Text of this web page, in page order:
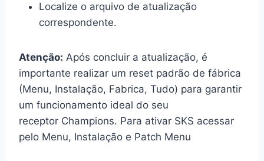
Localize o arquivo de atualização
correspondente.
Atenção: Após concluir a atualização, é
importante realizar um reset padrão de fábrica
(Menu, Instalação, Fabrica, Tudo) para garantir
um funcionamento ideal do seu
receptor Champions. Para ativar SKS acessar
pelo Menu, Instalação e Patch Menu